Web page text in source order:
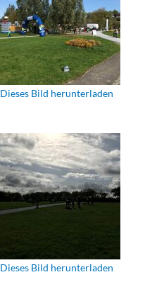
Dieses Bild herunterladen
Dieses Bild herunterladen